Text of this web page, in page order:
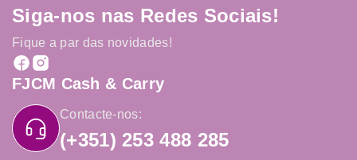
Siga-nos nas Redes Sociais!
Fique a par das novidades!
FJCM Cash & Carry
Contacte-nos:
(+351) 253 488 285